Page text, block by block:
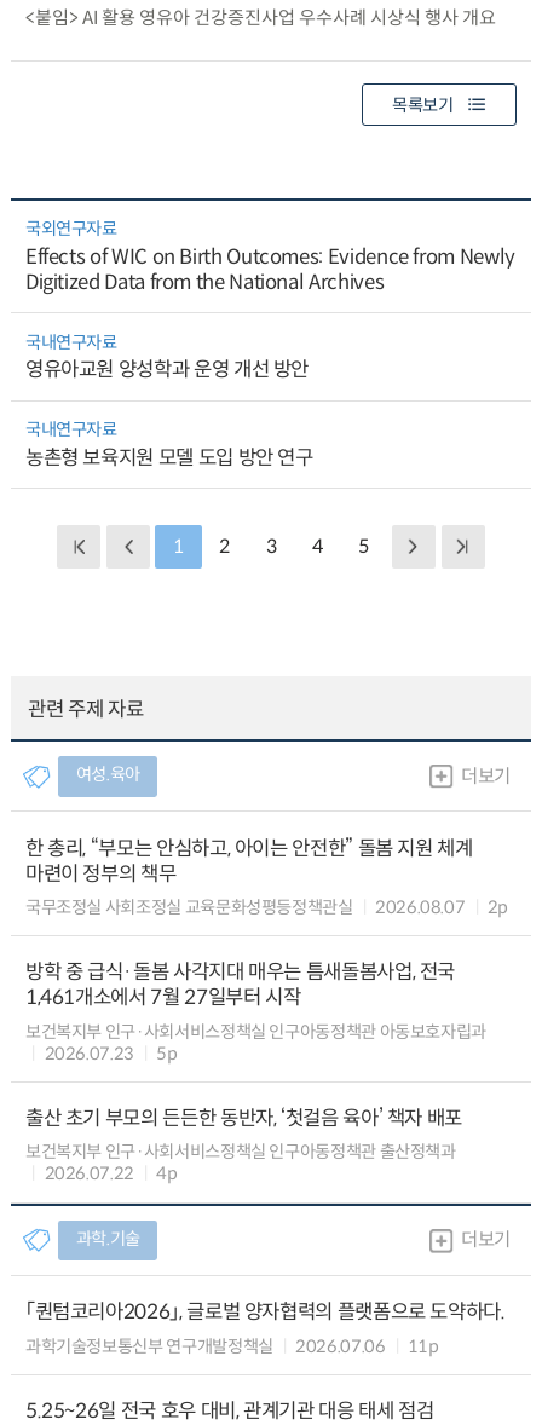
<붙임> AI 활용 영유아 건강증진사업 우수사례 시상식 행사 개요
목록보기
국외연구자료
Effects of WIC on Birth Outcomes: Evidence from Newly
Digitized Data from the National Archives
국내연구자료
영유아교원 양성학과 운영 개선 방안
국내연구자료
농촌형 보육지원 모델 도입 방안 연구
1 2 3 4 5
관련 주제 자료
여성.육아 더보기
한 총리, “부모는 안심하고, 아이는 안전한” 돌봄 지원 체계
마련이 정부의 책무
국무조정실 사회조정실 교육문화성평등정책관실 2026.08.07 2p
방학 중 급식·돌봄 사각지대 매우는 틈새돌봄사업, 전국
1,461개소에서 7월 27일부터 시작
보건복지부 인구·사회서비스정책실 인구아동정책관 아동보호자립과
2026.07.23
5p
출산 초기 부모의 든든한 동반자, ‘첫걸음 육아’ 책자 배포
보건복지부 인구·사회서비스정책실 인구아동정책관 출산정책과
2026.07.22
4p
과학.기술 더보기
「퀀텀코리아2026」, 글로벌 양자협력의 플랫폼으로 도약하다.
과학기술정보통신부 연구개발정책실 2026.07.06 11p
5.25~26일 전국 호우 대비, 관계기관 대응 태세 점검